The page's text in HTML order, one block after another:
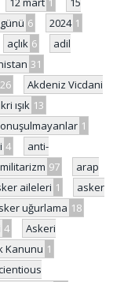
6 2024 1
açlık 6
adil
31
26
Akdeniz Vicdani
ışık 13
1
4
anti-
97
arap
aileleri 1
asker
uğurlama 18
4
Askeri
Kanunu 1